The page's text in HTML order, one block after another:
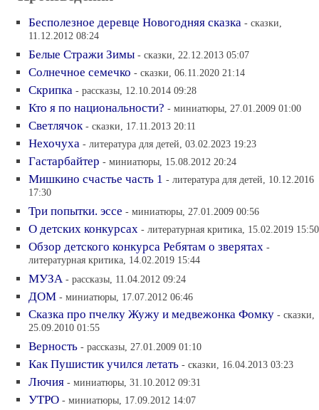
Бесполезное деревце Новогодняя сказка - сказки,
11.12.2012 08:24
Белые Стражи Зимы - сказки, 22.12.2013 05:07
Солнечное семечко - сказки, 06.11.2020 21:14
Скрипка - рассказы, 12.10.2014 09:28
Кто я по национальности? - миниатюры, 27.01.2009 01:00
Светлячок - сказки, 17.11.2013 20:11
Нехочуха - литература для детей, 03.02.2023 19:23
Гастарбайтер - миниатюры, 15.08.2012 20:24
Мишкино счастье часть 1 - литература для детей, 10.12.2016
17:30
Три попытки. эссе - миниатюры, 27.01.2009 00:56
О детских конкурсах - литературная критика, 15.02.2019 15:50
Обзор детского конкурса Ребятам о зверятах -
литературная критика, 14.02.2019 15:44
МУЗА - рассказы, 11.04.2012 09:24
ДОМ - миниатюры, 17.07.2012 06:46
Сказка про пчелку Жужу и медвежонка Фомку - сказки,
25.09.2010 01:55
Верность - рассказы, 27.01.2009 01:10
Как Пушистик учился летать - сказки, 16.04.2013 03:23
Лючия - миниатюры, 31.10.2012 09:31
УТРО - миниатюры, 17.09.2012 14:07